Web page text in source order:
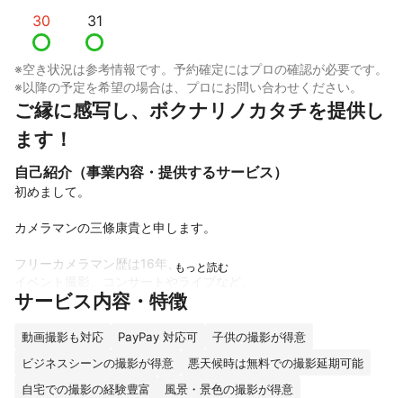
30 31
※空き状況は参考情報です。予約確定にはプロの確認が必要です。
※以降の予定を希望の場合は、プロにお問い合わせください。
ご縁に感写し、ボクナリノカタチを提供し
ます！
自己紹介（事業内容・提供するサービス）
初めまして。
カメラマンの三條康貴と申します。
フリーカメラマン歴は16年、
数多く撮って参りました。
大事な一日を撮らせていただきます。
カメラマンとして大事な人とのコミュニケーション取ることでよ
りイベントなどに溶け込む事で、
サービス内容・特徴
動画撮影も対応 PayPay 対応可
子供の撮影が得意
ビジネスシーンの撮影が得意
悪天候時は無料での撮影延期可能
自宅での撮影の経験豊富
風景・景色の撮影が得意